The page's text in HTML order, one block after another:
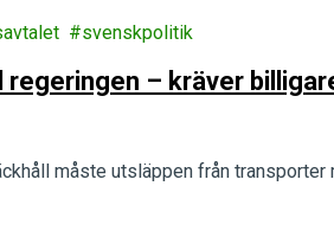
svenskpolitik
– kräver
måste utsläppen från transporter